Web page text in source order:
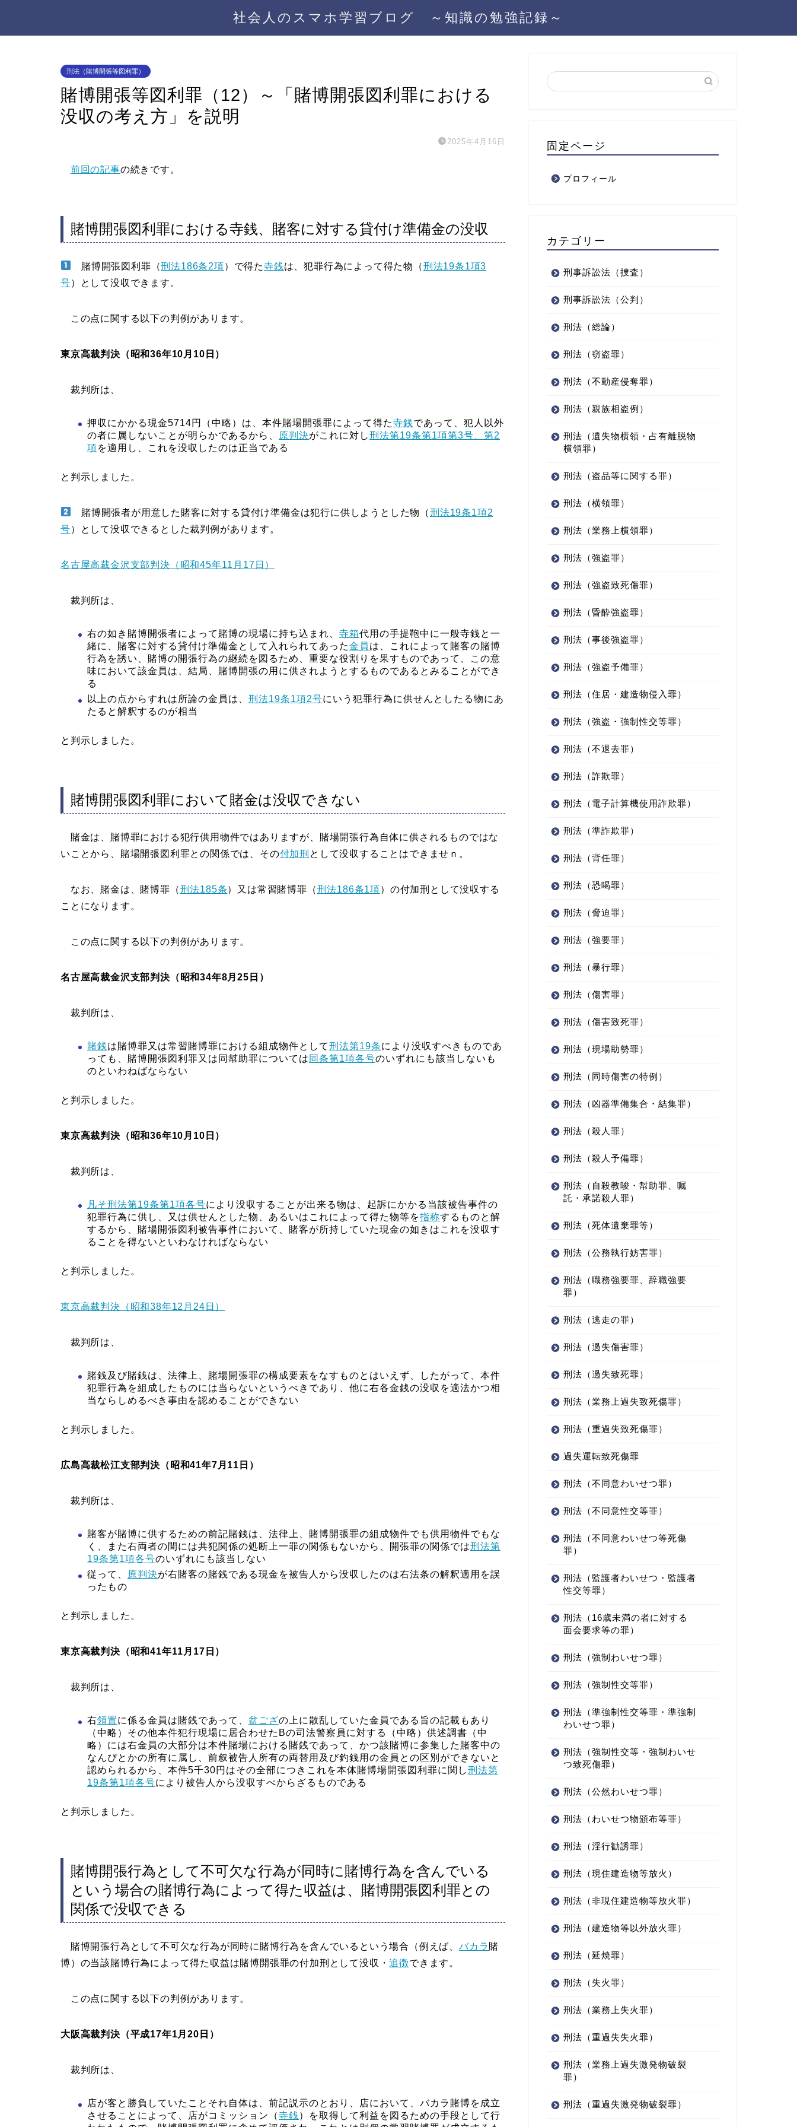
社会人のスマホ学習ブログ ～知識の勉強記録～
刑法（賭博開張等図利罪）
賭博開張等図利罪（12）～「賭博開張図利罪における
没収の考え方」を説明
2025年4月16日
前回の記事の続きです。
賭博開張図利罪における寺銭、賭客に対する貸付け準備金の没収
賭博開張図利罪（刑法186条2項）で得た寺銭は、犯罪行為によって得た物（刑法19条1項3
号）として没収できます。
この点に関する以下の判例があります。
東京高裁判決（昭和36年10月10日）
裁判所は、
押収にかかる現金5714円（中略）は、本件賭場開張罪によって得た寺銭であって、犯人以外
の者に属しないことが明らかであるから、
原判決がこれに対し刑法第19条第1項第3号、第2
項を適用し、これを没収したのは正当である
と判示しました。
賭博開張者が用意した賭客に対する貸付け準備金は犯行に供しようとした物（刑法19条1項2
号）として没収できるとした裁判例があります。
名古屋高裁金沢支部判決（昭和45年11月17日）
裁判所は、
右の如き賭博開張者によって賭博の現場に持ち込まれ、 寺箱代用の手提鞄中に一般寺銭と一
緒に、賭客に対する貸付け準備金として入れられてあった金員 は、これによって賭客の賭博
行為を誘い、賭博の開張行為の継続を図るため、重要な役割りを果すものであって、この意
味において該金員は、結局、賭博開張の用に供されようとするものであるとみることができ
る
以上の点からすれは所論の金員は、 刑法19条1項2号にいう犯罪行為に供せんとしたる物にあ
たると解釈するのが相当
と判示しました。
賭博開張図利罪において賭金は没収できない
賭金は、賭博罪における犯行供用物件ではありますが、賭場開張行為自体に供されるものではな
いことから、賭場開張図利罪との関係では、その付加刑 として没収することはできませｎ。
なお、賭金は、賭博罪（刑法185条）又は常習賭博罪（刑法186条1項）の付加刑として没収する
ことになります。
この点に関する以下の判例があります。
名古屋高裁金沢支部判決（昭和34年8月25日）
裁判所は、
賭銭は賭博罪又は常習賭博罪における組成物件として刑法第19条により没収すべきものであ
っても、賭博開張図利罪又は同幇助罪については 同条第1項各号のいずれにも該当しないも
のといわねばならない
と判示しました。
東京高裁判決（昭和36年10月10日）
裁判所は、
凡そ刑法第19条第1項各号により没収することが出来る物は、起訴にかかる当該被告事件の
犯罪行為に供し、又は供せんとした物、あるいはこれによって得た物等を指称するものと解
するから、賭場開張図利被告事件において、賭客が所持していた現金の如きはこれを没収す
ることを得ないといわなければならない
と判示しました。
東京高裁判決（昭和38年12月24日）
裁判所は、
賭銭及び賭銭は、法律上、賭場開張罪の構成要素をなすものとはいえず、したがって、本件
犯罪行為を組成したものには当らないというべきであり、他に右各金銭の没収を適法かつ相
当ならしめるべき事由を認めることができない
と判示しました。
広島高裁松江支部判決（昭和41年7月11日）
裁判所は、
賭客が賭博に供するための前記賭銭は、法律上、賭博開張罪の組成物件でも供用物件でもな
く、また右両者の間には共犯関係の処断上一罪の関係もないから、開張罪の関係では刑法第
19条第1項各号のいずれにも該当しない
従って、
原判決が右賭客の賭銭である現金を被告人から没収したのは右法条の解釈適用を誤
ったもの
と判示しました。
東京高裁判決（昭和41年11月17日）
裁判所は、
右領置に係る金員は賭銭であって、 盆ござの上に散乱していた金員である旨の記載もあり
（中略）その他本件犯行現場に居合わせたBの司法警察員に対する（中略）供述調書（中
略）には右金員の大部分は本件賭場における賭銭であって、かつ該賭博に参集した賭客中の
なんぴとかの所有に属し、前叙被告人所有の両替用及び釣銭用の金員との区別ができないと
認められるから、本件5千30円はその全部につきこれを本体賭博場開張図利罪に関し刑法第
19条第1項各号により被告人から没収すべからざるものである
と判示しました。
賭博開張行為として不可欠な行為が同時に賭博行為を含んでいる
という場合の賭博行為によって得た収益は、賭博開張図利罪との
関係で没収できる
賭博開張行為として不可欠な行為が同時に賭博行為を含んでいるという場合（例えば、 バカラ賭
博）の当該賭博行為によって得た収益は賭博開張罪の付加刑として没収・追徴できます。
この点に関する以下の判例があります。
大阪高裁判決（平成17年1月20日）
裁判所は、
店が客と勝負していたことそれ自体は、前記説示のとおり、店において、バカラ賭博を成立
させることによって、店がコミッション（寺銭 ）を取得して利益を図るための手段として行
固定ページ
プロフィール
カテゴリー
刑事訴訟法（捜査）
刑事訴訟法（公判）
刑法（総論）
刑法（窃盗罪）
刑法（不動産侵奪罪）
刑法（親族相盗例）
刑法（遺失物横領・占有離脱物
横領罪）
刑法（盗品等に関する罪）
刑法（横領罪）
刑法（業務上横領罪）
刑法（強盗罪）
刑法（強盗致死傷罪）
刑法（昏酔強盗罪）
刑法（事後強盗罪）
刑法（強盗予備罪）
刑法（住居・建造物侵入罪）
刑法（強盗・強制性交等罪）
刑法（不退去罪）
刑法（詐欺罪）
刑法（電子計算機使用詐欺罪）
刑法（準詐欺罪）
刑法（背任罪）
刑法（恐喝罪）
刑法（脅迫罪）
刑法（強要罪）
刑法（暴行罪）
刑法（傷害罪）
刑法（傷害致死罪）
刑法（現場助勢罪）
刑法（同時傷害の特例）
刑法（凶器準備集合・結集罪）
刑法（殺人罪）
刑法（殺人予備罪）
刑法（自殺教唆・幇助罪、嘱
託・承諾殺人罪）
刑法（死体遺棄罪等）
刑法（公務執行妨害罪）
刑法（職務強要罪、辞職強要
罪）
刑法（逃走の罪）
刑法（過失傷害罪）
刑法（過失致死罪）
刑法（業務上過失致死傷罪）
刑法（重過失致死傷罪）
過失運転致死傷罪
刑法（不同意わいせつ罪）
刑法（不同意性交等罪）
刑法（不同意わいせつ等死傷
罪）
刑法（監護者わいせつ・監護者
性交等罪）
刑法（16歳未満の者に対する
面会要求等の罪）
刑法（強制わいせつ罪）
刑法（強制性交等罪）
刑法（準強制性交等罪・準強制
わいせつ罪）
刑法（強制性交等・強制わいせ
つ致死傷罪）
刑法（公然わいせつ罪）
刑法（わいせつ物頒布等罪）
刑法（淫行勧誘罪）
刑法（現住建造物等放火）
刑法（非現住建造物等放火罪）
刑法（建造物等以外放火罪）
刑法（延焼罪）
刑法（失火罪）
刑法（業務上失火罪）
刑法（重過失失火罪）
刑法（業務上過失激発物破裂
罪）
刑法（重過失激発物破裂罪）